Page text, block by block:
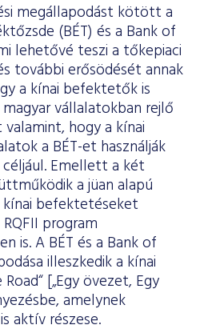
megállapodást kötött a
(BÉT) és a Bank of
lehetővé teszi a tőkepiaci
további erősödését annak
a kínai befektetők is
vállalatokban rejlő
hogy a kínai
a BÉT-et használják
Emellett a két
a jüan alapú
befektetéseket
program
is. A BÉT és a Bank of
illeszkedik a kínai
[„Egy övezet, Egy
amelynek
aktív részese.